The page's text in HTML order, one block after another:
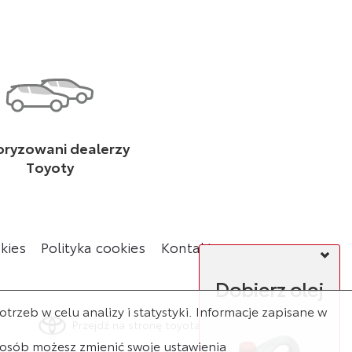
dealerzy
Toyoty
Dobierz olej
Polityka cookies Kontakt
w celu analizy i statystyki. Informacje zapisane w
możesz zmienić swoje ustawienia